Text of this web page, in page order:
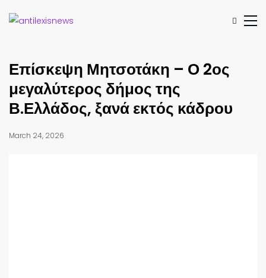
Επίσκεψη Μητσοτάκη – Ο 2ος
μεγαλύτερος δήμος της
Β.Ελλάδος, ξανά εκτός κάδρου
March 24, 2026